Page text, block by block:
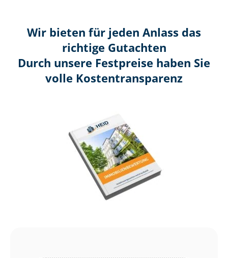
Wir bieten für jeden Anlass das
richtige Gutachten
Durch unsere Festpreise haben Sie
volle Kosten­transparenz